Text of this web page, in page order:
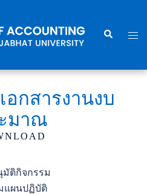
Search
อกสารงานงบ
มาณ
ติกิจกรรม
แผนปฏิบัติ